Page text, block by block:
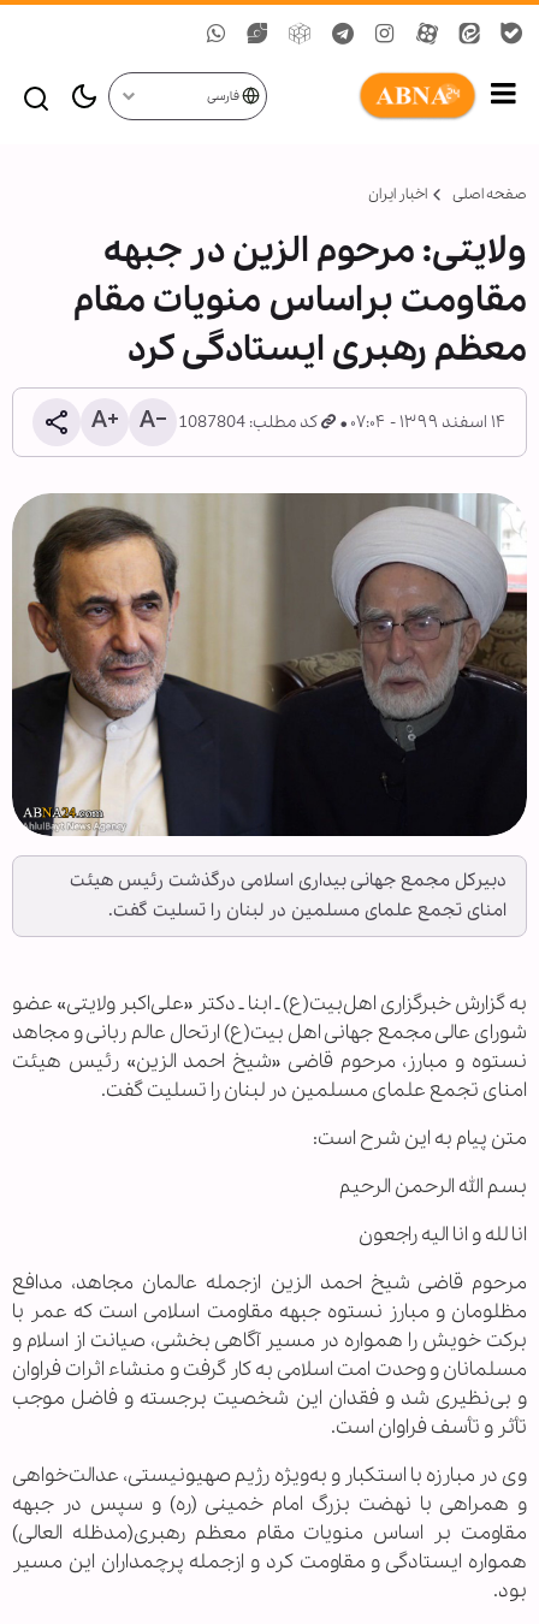
فارسی
صفحه اصلی اخبار ایران
ولایتی: مرحوم الزین در جبهه
مقاومت براساس منویات مقام
معظم رهبری ایستادگی کرد
۱۴ اسفند ۱۳۹۹ - ۰۷:۰۴ کد مطلب: 1087804
دبیرکل مجمع جهانی بیداری اسلامی درگذشت رئیس هیئت
امنای تجمع علمای مسلمین در لبنان را تسلیت گفت.
به گزارش خبرگزاری اهل‌بیت(ع) ـ ابنا ـ دکتر «علی‌اکبر ولایتی» عضو
شورای عالی مجمع جهانی اهل بیت(ع) ارتحال عالم ربانی و مجاهد
نستوه و مبارز، مرحوم قاضی «شیخ احمد الزین» رئیس هیئت
امنای تجمع علمای مسلمین در لبنان را تسلیت گفت.
متن پیام به این شرح است:
بسم الله الرحمن الرحیم
انا لله و انا الیه راجعون
مرحوم قاضی شیخ احمد الزین ازجمله عالمان مجاهد، مدافع
مظلومان و مبارز نستوه جبهه مقاومت اسلامی است که عمر با
برکت خویش را همواره در مسیر آگاهی بخشی، صیانت از اسلام و
مسلمانان و وحدت امت اسلامی به کار گرفت و منشاء اثرات فراوان
و بی‌نظیری شد و فقدان این شخصیت برجسته و فاضل موجب
تأثر و تأسف فراوان است.
وی در مبارزه با استکبار و به‌ویژه رژیم صهیونیستی، عدالت‌خواهی
و همراهی با نهضت بزرگ امام خمینی (ره) و سپس در جبهه
مقاومت بر اساس منویات مقام معظم رهبری(مدظله العالی)
همواره ایستادگی و مقاومت کرد و ازجمله پرچمداران این مسیر
بود.